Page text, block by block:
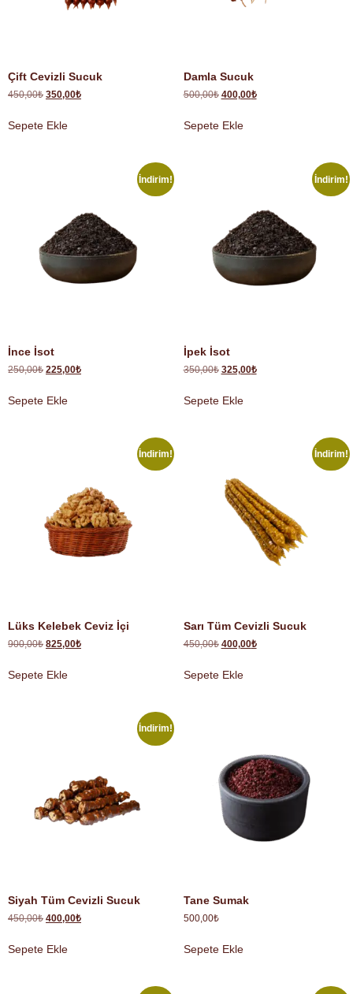
Çift Cevizli Sucuk
450,00₺ 350,00₺
Sepete Ekle
Damla Sucuk
500,00₺ 400,00₺
Sepete Ekle
İndirim!
İnce İsot
250,00₺ 225,00₺
Sepete Ekle
İndirim!
İpek İsot
350,00₺ 325,00₺
Sepete Ekle
İndirim!
Lüks Kelebek Ceviz İçi
900,00₺ 825,00₺
Sepete Ekle
İndirim!
Sarı Tüm Cevizli Sucuk
450,00₺ 400,00₺
Sepete Ekle
İndirim!
Siyah Tüm Cevizli Sucuk
450,00₺ 400,00₺
Sepete Ekle
Tane Sumak
500,00₺
Sepete Ekle